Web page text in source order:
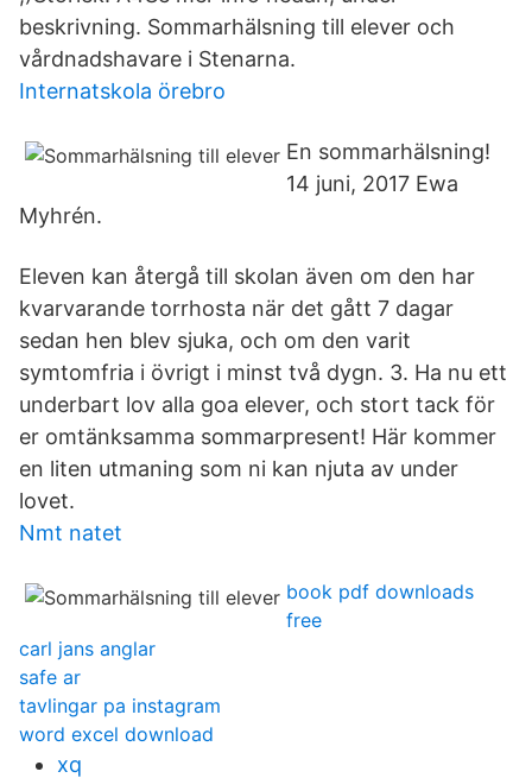
beskrivning. Sommarhälsning till elever och
vårdnadshavare i Stenarna.
Internatskola örebro
En sommarhälsning!
14 juni, 2017 Ewa
Myhrén.
Eleven kan återgå till skolan även om den har
kvarvarande torrhosta när det gått 7 dagar
sedan hen blev sjuka, och om den varit
symtomfria i övrigt i minst två dygn. 3. Ha nu ett
underbart lov alla goa elever, och stort tack för
er omtänksamma sommarpresent! Här kommer
en liten utmaning som ni kan njuta av under
lovet.
Nmt natet
book pdf downloads
free
carl jans anglar
safe ar
tavlingar pa instagram
word excel download
xq